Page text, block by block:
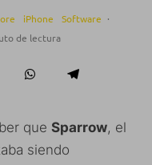
iPhone Software ·
de lectura
que Sparrow, el
siendo